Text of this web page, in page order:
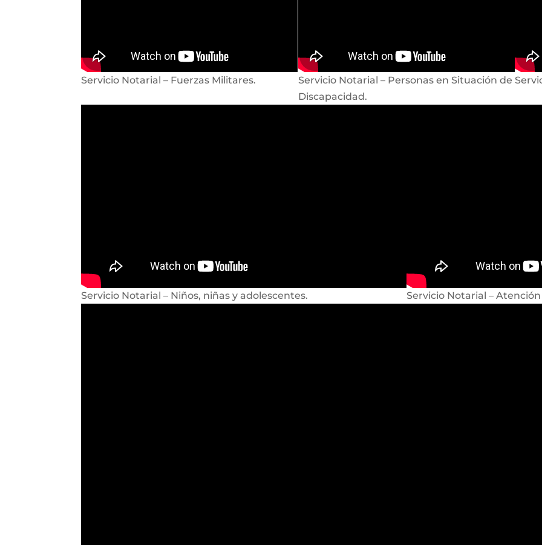
Servicio Notarial – Fuerzas Militares.
Servicio Notarial – Personas en Situación de
Discapacidad.
Servicio Notarial – Niños, niñas y adolescentes. Servicio Notarial –